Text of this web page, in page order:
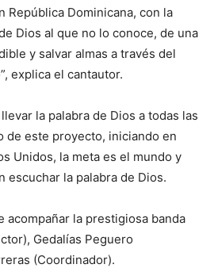
República Dominicana, con la
Dios al que no lo conoce, de una
y salvar almas a través del
explica el cantautor.
la palabra de Dios a todas las
de este proyecto, iniciando en
Unidos, la meta es el mundo y
escuchar la palabra de Dios.
acompañar la prestigiosa banda
Gedalías Peguero
(Coordinador).